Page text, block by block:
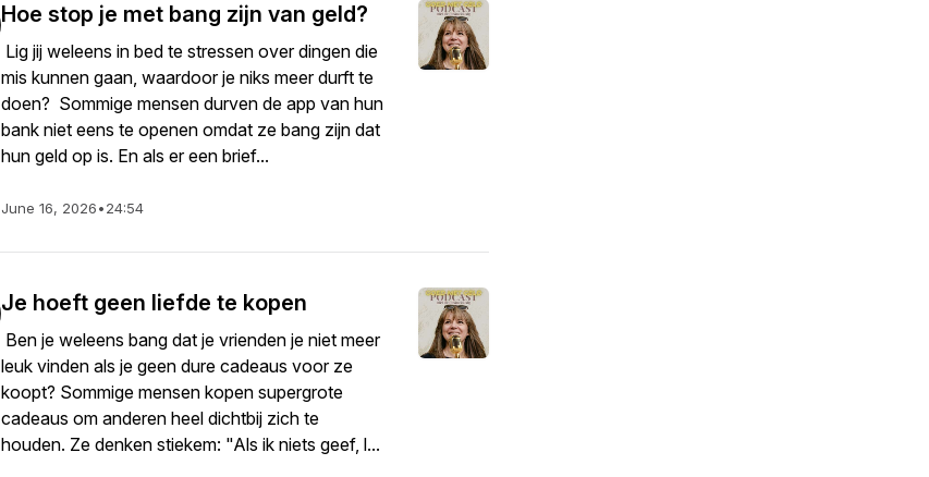
Hoe stop je met bang zijn van geld?
Lig jij weleens in bed te stressen over dingen die
mis kunnen gaan, waardoor je niks meer durft te
doen? Sommige mensen durven de app van hun
bank niet eens te openen omdat ze bang zijn dat
hun geld op is. En als er een brief...
June 16, 2026•24:54
Je hoeft geen liefde te kopen
Ben je weleens bang dat je vrienden je niet meer
leuk vinden als je geen dure cadeaus voor ze
koopt? Sommige mensen kopen supergrote
cadeaus om anderen heel dichtbij zich te
houden. Ze denken stiekem: "Als ik niets geef, l...